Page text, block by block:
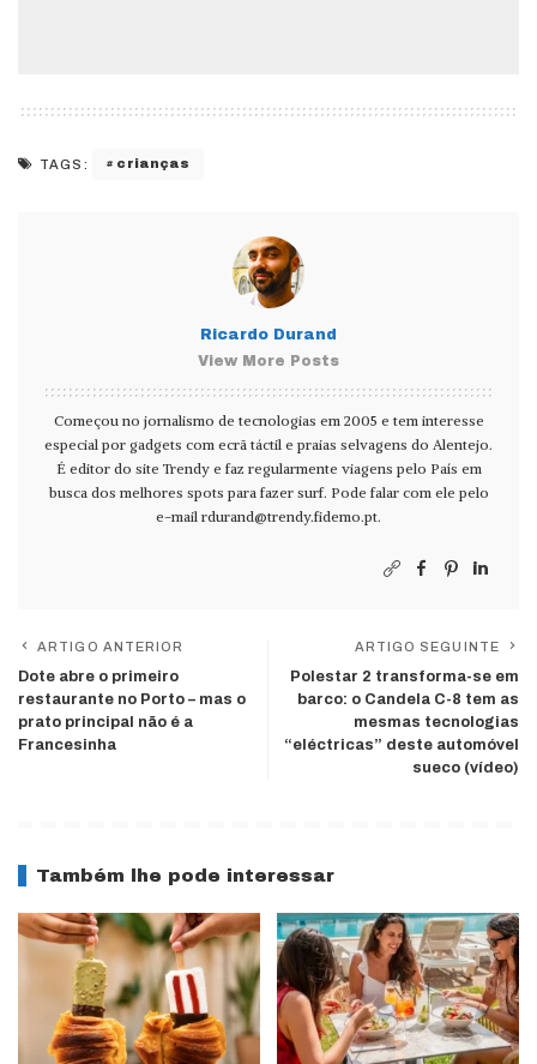
TAGS: crianças
Ricardo Durand
View More Posts
Começou no jornalismo de tecnologias em 2005 e tem interesse
especial por gadgets com ecrã táctil e praias selvagens do Alentejo.
É editor do site Trendy e faz regularmente viagens pelo País em
busca dos melhores spots para fazer surf. Pode falar com ele pelo
e-mail rdurand@trendy.fidemo.pt.
ARTIGO ANTERIOR
Dote abre o primeiro
restaurante no Porto – mas o
prato principal não é a
Francesinha
ARTIGO SEGUINTE
Polestar 2 transforma-se em
barco: o Candela C-8 tem as
mesmas tecnologias
“eléctricas” deste automóvel
sueco (vídeo)
Também lhe pode interessar